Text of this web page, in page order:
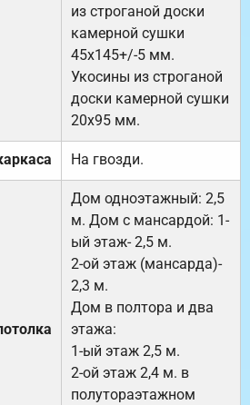
из строганой доски
камерной сушки
45х145+/-5 мм.
Укосины из строганой
доски камерной сушки
20х95 мм.
На гвозди.
Дом одноэтажный: 2,5
м. Дом с мансардой: 1-
ый этаж- 2,5 м.
2-ой этаж (мансарда)-
2,3 м.
Дом в полтора и два
этажа:
1-ый этаж 2,5 м.
2-ой этаж 2,4 м. в
полутораэтажном